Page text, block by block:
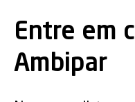
Entre em
Ambipar